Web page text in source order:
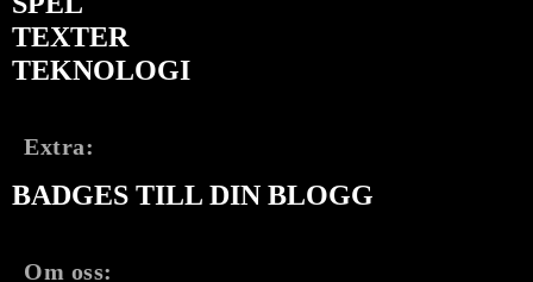
TEXTER
TEKNOLOGI
Extra:
BADGES TILL DIN BLOGG
Om oss: